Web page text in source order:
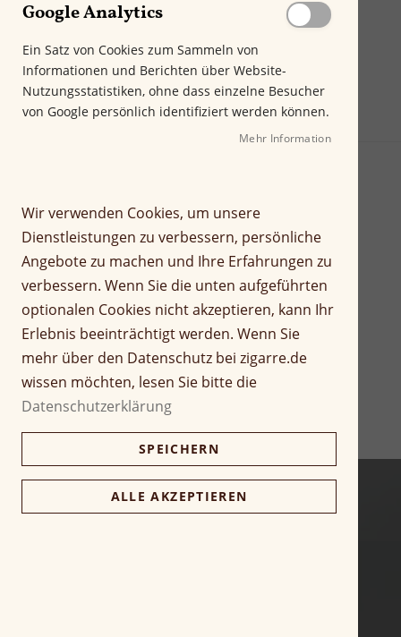
i
d
g
a
l
s
p
r
n
g
e
n
Z
u
A
n
f
a
g
d
r
i
Google Analytics
Ein Satz von Cookies zum Sammeln von
Informationen und Berichten über Website-
Nutzungsstatistiken, ohne dass einzelne Besucher
von Google persönlich identifiziert werden können.
Mehr Information
Wir verwenden Cookies, um unsere
Dienstleistungen zu verbessern, persönliche
Angebote zu machen und Ihre Erfahrungen zu
verbessern. Wenn Sie die unten aufgeführten
optionalen Cookies nicht akzeptieren, kann Ihr
Erlebnis beeinträchtigt werden. Wenn Sie
mehr über den Datenschutz bei zigarre.de
wissen möchten, lesen Sie bitte die
Datenschutzerklärung
SPEICHERN
ALLE AKZEPTIEREN